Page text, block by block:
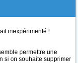
inexpérimenté !
permettre une
si on souhaite supprimer